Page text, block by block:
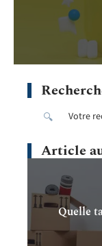
Article
Quelle